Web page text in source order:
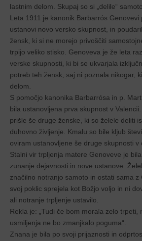
lastnim delom. Skupaj so si „delile“
Leta 1911 je kanonik Barbarrós Genovevi
ustanovi novo versko skupnost, in
žensk, ki si ne morejo privoščiti
trpijo veliko stisko. Genoveva je že leta
verske skupnosti, ki bi se ukvarjala
potreb teh žensk, saj ni poznala nikogar,
delom.
S pomočjo kanonika Barbarrósa in p.
bila ustanovljena prva skupnost v
prišle še druge ženske, ki so želele deliti
duhovno življenje. Kmalu so bile kljub
oviram ustanovljene še druge skupnosti v
Stalni vir trpljenja matere Genoveve je
zunanje dejavnosti in nove ustanove.
značilno notranjo samoto in ostati sama z
svoj poklic sprejela kot Božjo voljo in ni
ali notranje trpljenje ustavilo.
Rekla je: „Tudi če bom morala zelo trpeti,
usmiljenja ne bo zmanjkalo poguma“.
Znana je bila po svoji prijaznosti in